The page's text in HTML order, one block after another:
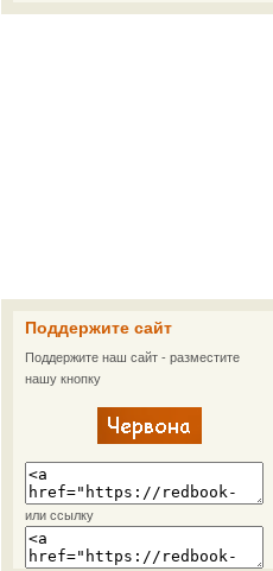
Поддержите сайт
Поддержите наш сайт - разместите
нашу кнопку
или ссылку